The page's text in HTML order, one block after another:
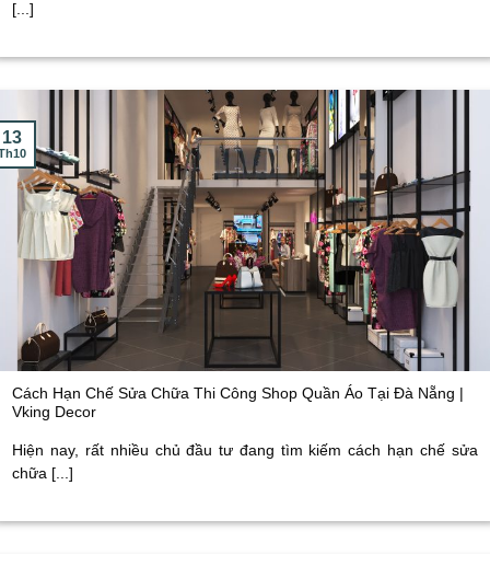
[...]
Cách Hạn Chế Sửa Chữa Thi Công Shop Quần Áo Tại Đà Nẵng |
Vking Decor
Hiện nay, rất nhiều chủ đầu tư đang tìm kiếm cách hạn chế sửa
chữa [...]
13